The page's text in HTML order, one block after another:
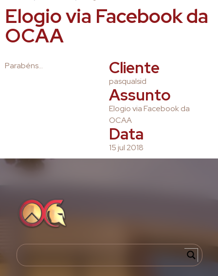
Elogio via Facebook da
OCAA
Parabéns… Cliente
pasqualsid
Assunto
Elogio via Facebook da
OCAA
Data
15 jul 2018